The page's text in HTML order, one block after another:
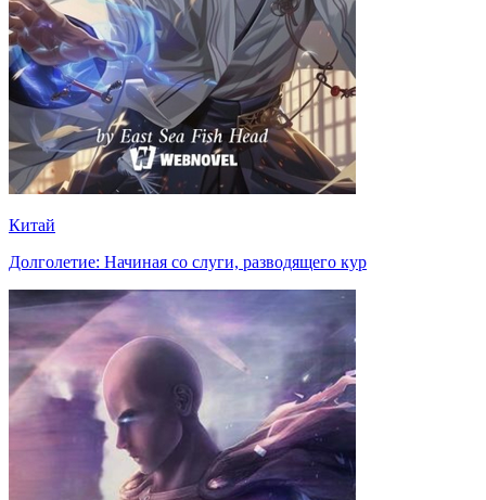
Китай
Долголетие: Начиная со слуги, разводящего кур